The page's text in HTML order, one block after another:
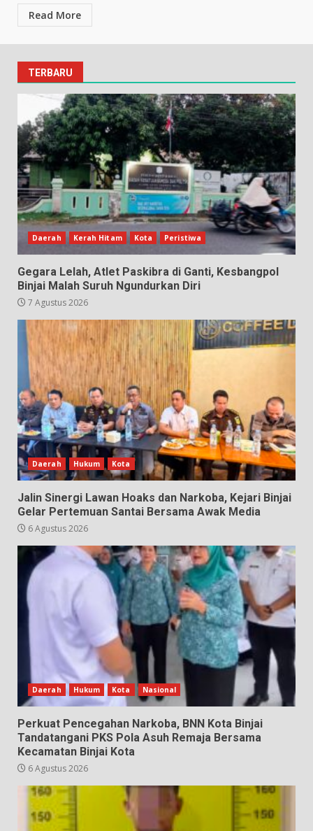
Read More
TERBARU
Daerah Kerah Hitam Kota Peristiwa
Gegara Lelah, Atlet Paskibra di Ganti, Kesbangpol
Binjai Malah Suruh Ngundurkan Diri
7 Agustus 2026
Daerah Hukum Kota
Jalin Sinergi Lawan Hoaks dan Narkoba, Kejari Binjai
Gelar Pertemuan Santai Bersama Awak Media
6 Agustus 2026
Daerah Hukum Kota Nasional
Perkuat Pencegahan Narkoba, BNN Kota Binjai
Tandatangani PKS Pola Asuh Remaja Bersama
Kecamatan Binjai Kota
6 Agustus 2026